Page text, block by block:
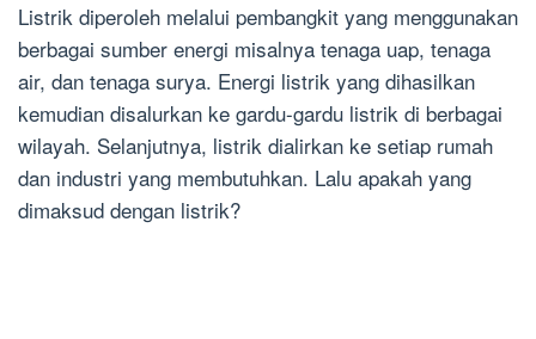
Listrik diperoleh melalui pembangkit yang menggunakan
berbagai sumber energi misalnya tenaga uap, tenaga
air, dan tenaga surya. Energi listrik yang dihasilkan
kemudian disalurkan ke gardu-gardu listrik di berbagai
wilayah. Selanjutnya, listrik dialirkan ke setiap rumah
dan industri yang membutuhkan. Lalu apakah yang
dimaksud dengan listrik?